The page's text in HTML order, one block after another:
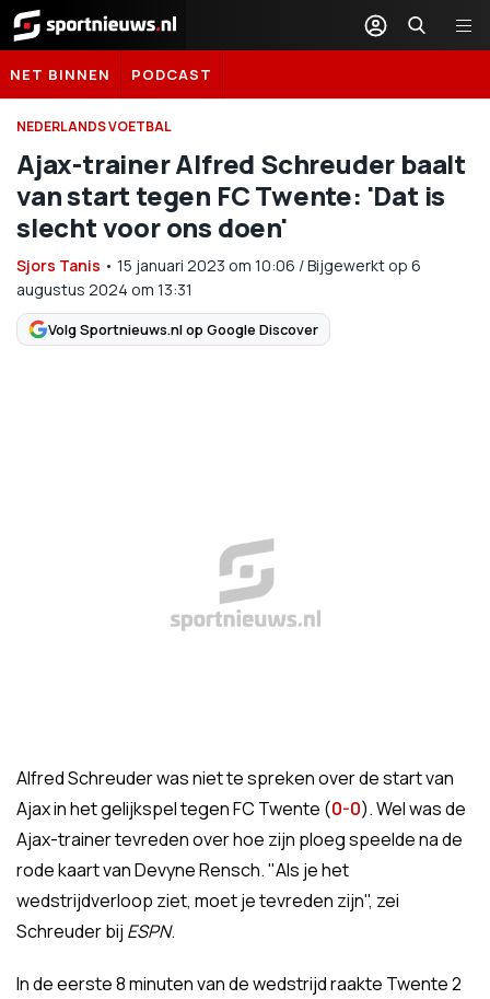
Sportnieuws.nl
NET BINNEN PODCAST
NEDERLANDS VOETBAL
Ajax-trainer Alfred Schreuder baalt
van start tegen FC Twente: 'Dat is
slecht voor ons doen'
Sjors Tanis • 15 januari 2023 om 10:06 /Bijgewerkt op 6
augustus 2024 om 13:31
Volg Sportnieuws.nl op Google Discover
Alfred Schreuder was niet te spreken over de start van
Ajax in het gelijkspel tegen FC Twente (0-0). Wel was de
Ajax-trainer tevreden over hoe zijn ploeg speelde na de
rode kaart van Devyne Rensch. "Als je het
wedstrijdverloop ziet, moet je tevreden zijn", zei
Schreuder bij ESPN.
In de eerste 8 minuten van de wedstrijd raakte Twente 2